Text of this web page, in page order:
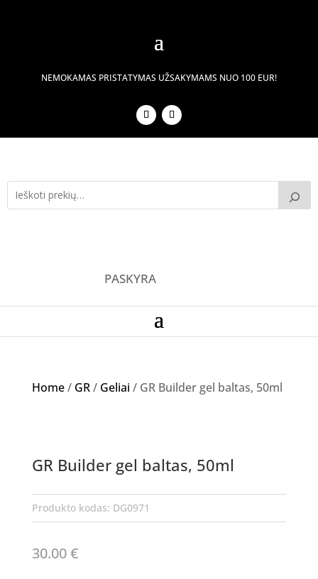
NEMOKAMAS PRISTATYMAS UŽSAKYMAMS NUO 100 EUR!
PASKYRA
Home/ GR/ Geliai / GR Builder gel baltas, 50ml
GR Builder gel baltas, 50ml
Produkto kodas: DG0971
30.00€